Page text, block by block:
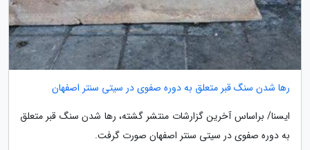
رها شدن سنگ قبر متعلق به دوره صفوی در سیتی سنتر اصفهان
ایسنا/ براساس آخرین گزارشات منتشر گشته، رها شدن سنگ قبر متعلق
به دوره صفوی در سیتی سنتر اصفهان صورت گرفت.